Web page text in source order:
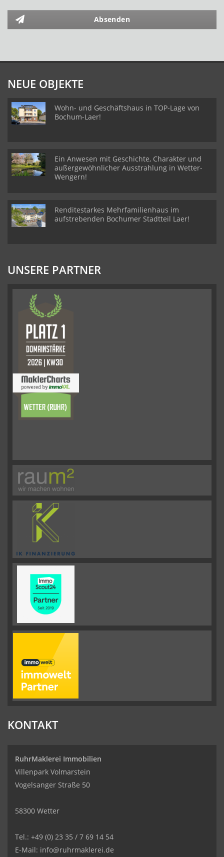
Absenden
NEUE OBJEKTE
Wohn- und Geschäftshaus in TOP-Lage von
Bochum-Laer!
Ein Anwesen mit Geschichte, Charakter und
außergewöhnlicher Ausstrahlung in Wetter-
Wengern!
Renditestarkes Mehrfamilienhaus im
aufstrebenden Bochumer Stadtteil Laer!
UNSERE PARTNER
KONTAKT
RuhrMaklerei Immobilien
Villenpark Volmarstein
Vogelsanger Straße 50
58300 Wetter
Tel.: +49 (0) 23 35 / 7 69 14 54
E-Mail: info@ruhrmaklerei.de